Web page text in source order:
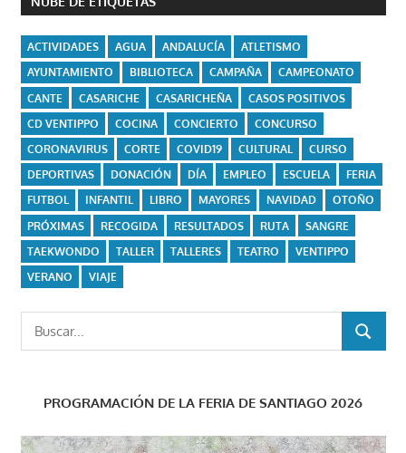
ACTIVIDADES AGUA ANDALUCÍA
ATLETISMO
AYUNTAMIENTO
BIBLIOTECA CAMPAÑA
CAMPEONATO
CANTE
CASARICHE CASARICHEÑA
CASOS POSITIVOS
CD VENTIPPO
COCINA CONCIERTO
CONCURSO
CORONAVIRUS
CORTE COVID19 CULTURAL
CURSO
DEPORTIVAS
DONACIÓN DÍA EMPLEO ESCUELA
FERIA
FUTBOL
INFANTIL LIBRO MAYORES NAVIDAD
OTOÑO
PRÓXIMAS
RECOGIDA RESULTADOS RUTA
SANGRE
TAEKWONDO
TALLER TALLERES TEATRO
VENTIPPO
VERANO
VIAJE
Buscar:
BUSCAR
PROGRAMACIÓN DE LA FERIA DE SANTIAGO 2026